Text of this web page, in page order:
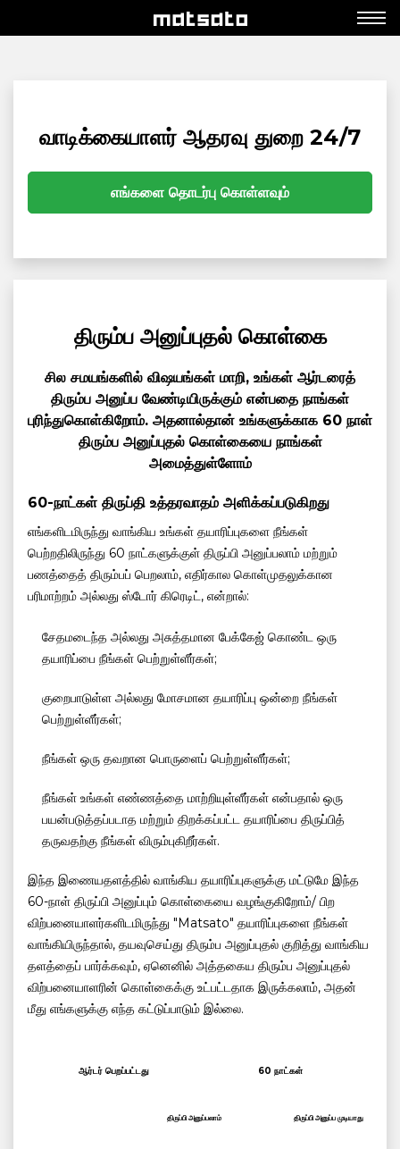
வாடிக்கையாளர் ஆதரவு துறை 24/7
எங்களை தொடர்பு கொள்ளவும்
திரும்ப அனுப்புதல் கொள்கை
சில சமயங்களில் விஷயங்கள் மாறி, உங்கள் ஆர்டரைத்
திரும்ப அனுப்ப வேண்டியிருக்கும் என்பதை நாங்கள்
புரிந்துகொள்கிறோம். அதனால்தான் உங்களுக்காக 60 நாள்
திரும்ப அனுப்புதல் கொள்கையை நாங்கள்
அமைத்துள்ளோம்
60-நாட்கள் திருப்தி உத்தரவாதம் அளிக்கப்படுகிறது
எங்களிடமிருந்து வாங்கிய உங்கள் தயாரிப்புகளை நீங்கள்
பெற்றதிலிருந்து 60 நாட்களுக்குள் திருப்பி அனுப்பலாம் மற்றும்
பணத்தைத் திரும்பப் பெறலாம், எதிர்கால கொள்முதலுக்கான
பரிமாற்றம் அல்லது ஸ்டோர் கிரெடிட், என்றால்:
சேதமடைந்த அல்லது அசுத்தமான பேக்கேஜ் கொண்ட ஒரு
தயாரிப்பை நீங்கள் பெற்றுள்ளீர்கள்;
குறைபாடுள்ள அல்லது மோசமான தயாரிப்பு ஒன்றை நீங்கள்
பெற்றுள்ளீர்கள்;
நீங்கள் ஒரு தவறான பொருளைப் பெற்றுள்ளீர்கள்;
நீங்கள் உங்கள் எண்ணத்தை மாற்றியுள்ளீர்கள் என்பதால் ஒரு
பயன்படுத்தப்படாத மற்றும் திறக்கப்பட்ட தயாரிப்பை திருப்பித்
தருவதற்கு நீங்கள் விரும்புகிறீர்கள்.
இந்த இணையதளத்தில் வாங்கிய தயாரிப்புகளுக்கு மட்டுமே இந்த
60-நாள் திருப்பி அனுப்பும் கொள்கையை வழங்குகிறோம்/ பிற
விற்பனையாளர்களிடமிருந்து "Matsato" தயாரிப்புகளை நீங்கள்
வாங்கியிருந்தால், தயவுசெய்து திரும்ப அனுப்புதல் குறித்து வாங்கிய
தளத்தைப் பார்க்கவும், ஏனெனில் அத்தகைய திரும்ப அனுப்புதல்
விற்பனையாளரின் கொள்கைக்கு உட்பட்டதாக இருக்கலாம், அதன்
மீது எங்களுக்கு எந்த கட்டுப்பாடும் இல்லை.
ஆர்டர் பெறப்பட்டது 60 நாட்கள்
திருப்பி அனுப்பலாம் திருப்பி அனுப்ப முடியாது